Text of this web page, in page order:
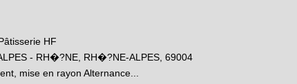
HF
- RH�?NE, RH�?NE-ALPES, 69004
mise en rayon Alternance...